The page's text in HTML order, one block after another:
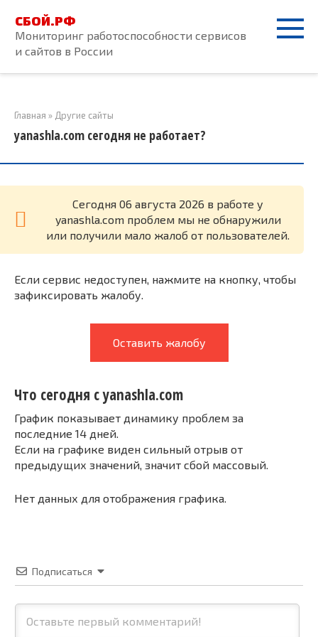
контенту
СБОЙ.РФ
Мониторинг работоспособности сервисов
и сайтов в России
Главная » Другие сайты
yanashla.com сегодня не работает?
Cегодня 06 августа 2026 в работе у
yanashla.com проблем мы не обнаружили
или получили мало жалоб от пользователей.
Если сервис недоступен, нажмите на кнопку, чтобы
зафиксировать жалобу.
Оставить жалобу
Что сегодня с yanashla.com
График показывает динамику проблем за
последние 14 дней.
Если на графике виден сильный отрыв от
предыдущих значений, значит сбой массовый.
Нет данных для отображения графика.
Подписаться